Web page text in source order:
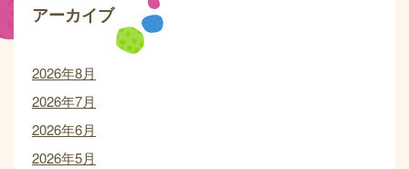
アーカイブ
2026年8月
2026年7月
2026年6月
2026年5月